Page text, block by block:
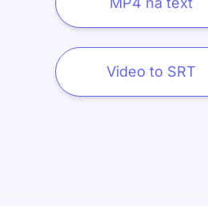
Video to SRT